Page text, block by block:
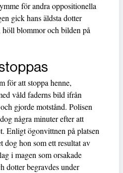
för andra oppositionella
gick hans äldsta dotter
blommor och bilden på
för att stoppa henne,
våld faderns bild ifrån
gjorde motstånd. Polisen
några minuter efter att
Enligt ögonvittnen på platsen
dog hon som ett resultat av
i magen som orsakade
dotter begravdes under